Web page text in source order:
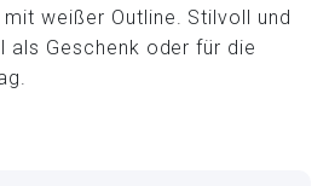
weißer Outline. Stilvoll und
als Geschenk oder für die